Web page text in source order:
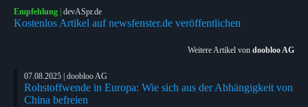
Empfehlung | devASpr.de
Kostenlos Artikel auf newsfenster.de veröffentlichen
Weitere Artikel von doobloo AG
07.08.2025 | doobloo AG
Rohstoffwende in Europa: Wie sich aus der Abhängigkeit von
China befreien